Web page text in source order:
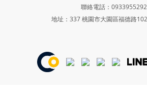
聯絡電話：0933955292
地址：337 桃園市大園區福德路